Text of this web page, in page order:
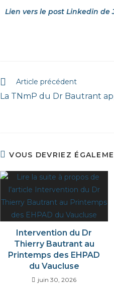
Lien vers le post Linkedin de
Article précédent
La TNmP du Dr Bautrant
VOUS DEVRIEZ
Intervention du Dr
Thierry Bautrant au
Printemps des EHPAD
du Vaucluse
juin 30, 2026